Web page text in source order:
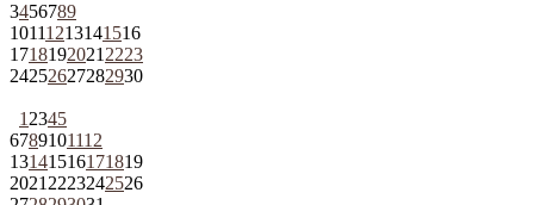
3456789
10111213141516
1718192021 2223
24252627282930
1 2345
6789101112
13141516171819
2021 2223242526